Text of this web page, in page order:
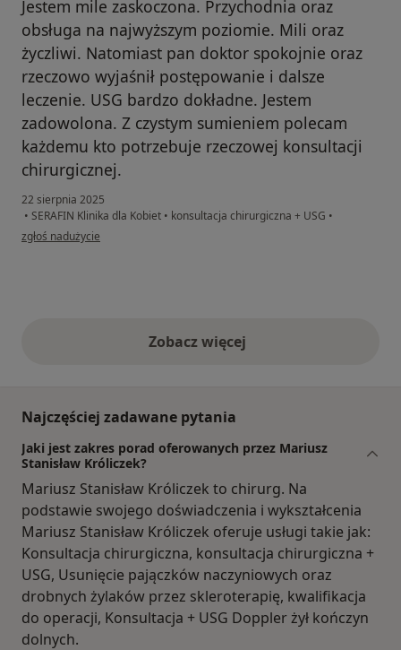
Jestem mile zaskoczona. Przychodnia oraz
obsługa na najwyższym poziomie. Mili oraz
życzliwi. Natomiast pan doktor spokojnie oraz
rzeczowo wyjaśnił postępowanie i dalsze
leczenie. USG bardzo dokładne. Jestem
zadowolona. Z czystym sumieniem polecam
każdemu kto potrzebuje rzeczowej konsultacji
chirurgicznej.
22 sierpnia 2025
• SERAFIN Klinika dla Kobiet • konsultacja chirurgiczna + USG •
w opinii użytkownika Edyta
zgłoś nadużycie
Zobacz więcejopinie powyżej
Najczęściej zadawane pytania
Jaki jest zakres porad oferowanych przez Mariusz
Stanisław Króliczek?
Mariusz Stanisław Króliczek to chirurg. Na
podstawie swojego doświadczenia i wykształcenia
Mariusz Stanisław Króliczek oferuje usługi takie jak:
Konsultacja chirurgiczna, konsultacja chirurgiczna +
USG, Usunięcie pajączków naczyniowych oraz
drobnych żylaków przez skleroterapię, kwalifikacja
do operacji, Konsultacja + USG Doppler żył kończyn
dolnych.